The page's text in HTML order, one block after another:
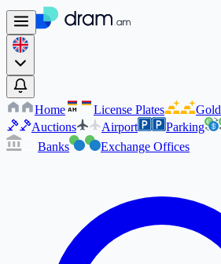
Home AM License Plates Gold
Auctions
Airport Parking
Banks
Exchange Offices